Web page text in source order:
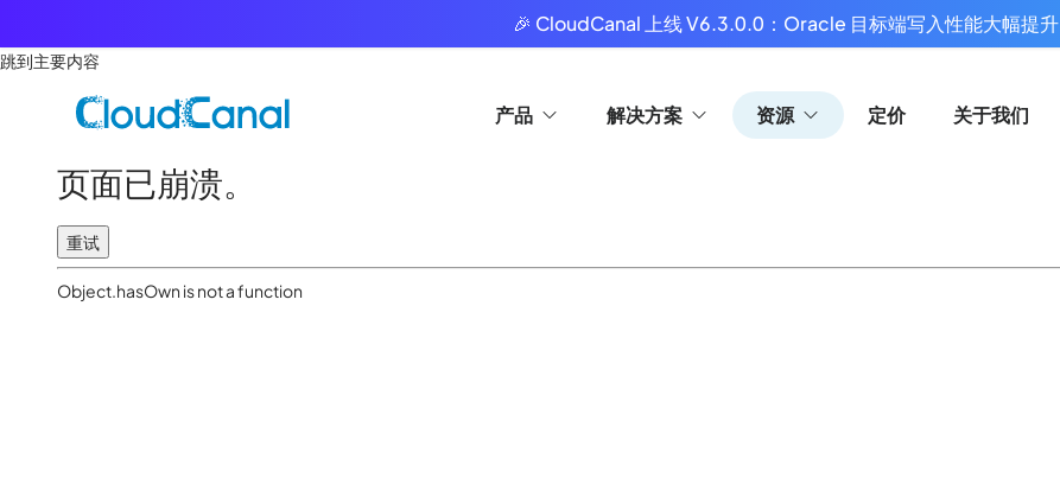
🎉 CloudCanal 上线 V6.3.0.0：Oracle 目标端写入性能大幅提升
跳到主要内容
产品 解决方案 资源 定价 关于我们
页面已崩溃。
重试
Object.hasOwn is not a function